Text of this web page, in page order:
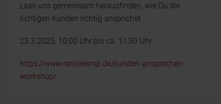
Lass uns gemeinsam herausfinden, wie Du die
richtigen Kunden richtig ansprichst
23.3.2025, 10:00 Uhr bis ca. 11:30 Uhr
https://www.reckliesmp.de/kunden-ansprechen-
workshop/